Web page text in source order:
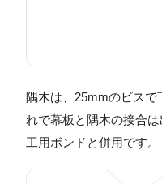
隅木は、25mmのビスで
れで幕板と隅木の接合
工用ボンドと併用です。